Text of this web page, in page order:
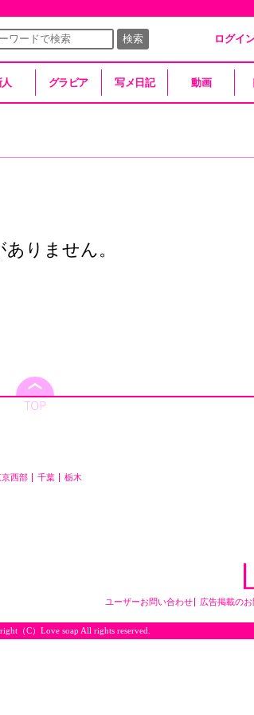
検索 ログイ
グラビア 写メ日記 動画
ありません。
京西部 千葉
栃木
ユーザーお問い合わせ 広告掲載の
（C）Love soap All rights reserved.